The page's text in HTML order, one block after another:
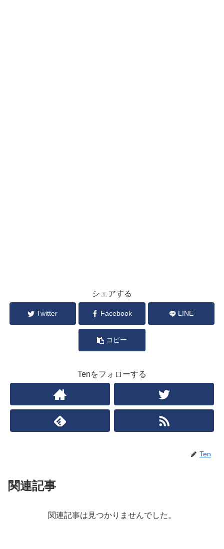
シェアする
Twitter Facebook LINE
コピー
Tenをフォローする
Ten
関連記事
関連記事は見つかりませんでした。